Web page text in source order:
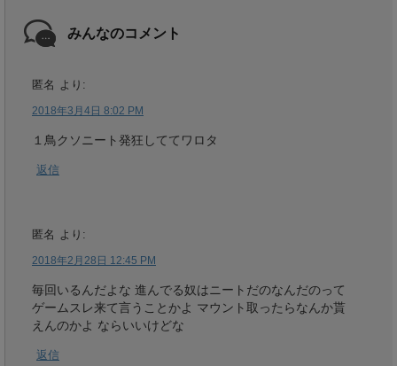
みんなのコメント
匿名 より:
2018年3月4日 8:02 PM
１鳥クソニート発狂しててワロタ
返信
匿名 より:
2018年2月28日 12:45 PM
毎回いるんだよな 進んでる奴はニートだのなんだのって
ゲームスレ来て言うことかよ マウント取ったらなんか貰
えんのかよ ならいいけどな
返信